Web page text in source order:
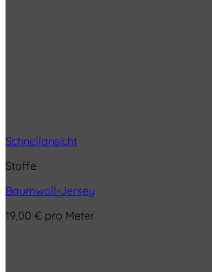
Schnellansicht
Stoffe
Baumwoll-Jersey
19,00 € pro Meter